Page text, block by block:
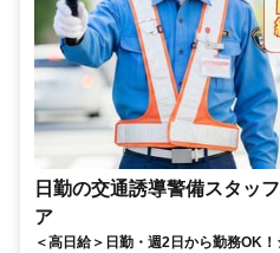
日勤の交通誘導警備スタッ
ア
＜高日給＞日勤・週2日から勤務OK